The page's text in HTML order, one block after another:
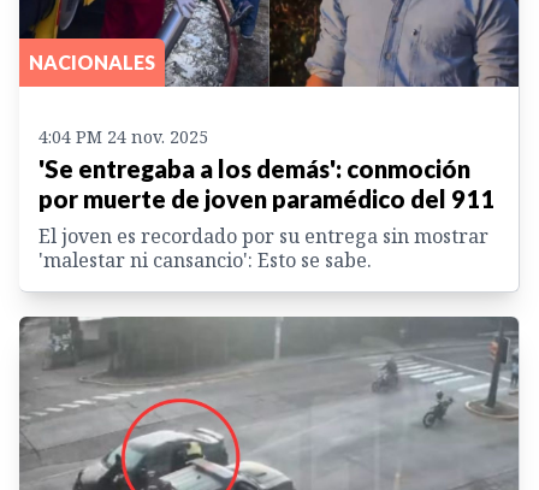
NACIONALES
4:04 PM 24 nov. 2025
'Se entregaba a los demás': conmoción
por muerte de joven paramédico del 911
El joven es recordado por su entrega sin mostrar
'malestar ni cansancio': Esto se sabe.